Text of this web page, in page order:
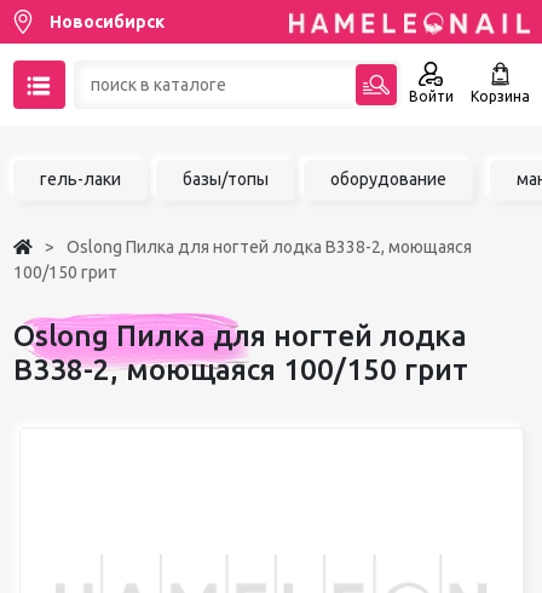
Новосибирск
Войти Корзина
Чат в MAX
Акции
Избранное
гель-лаки базы/топы оборудование
Oslong Пилка для ногтей лодка B338-2, моющаяся
100/150 грит
Oslong Пилка для ногтей лодка
B338-2, моющаяся 100/150 грит